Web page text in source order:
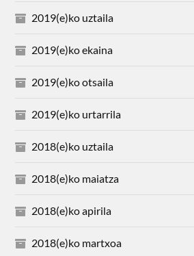
2019(e)ko uztaila
2019(e)ko ekaina
2019(e)ko otsaila
2019(e)ko urtarrila
2018(e)ko uztaila
2018(e)ko maiatza
2018(e)ko apirila
2018(e)ko martxoa